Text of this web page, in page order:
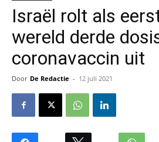
Israël rolt als
wereld derde
coronavaccin uit
Door De Redactie - 12 juli 2021